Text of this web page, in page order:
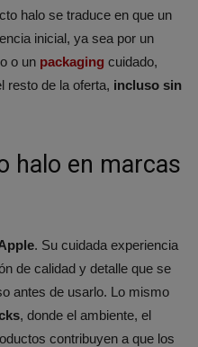
halo se traduce en que un
inicial, ya sea por un
o un packaging cuidado,
resto de la oferta, incluso sin
halo en marcas
. Su cuidada experiencia
de calidad y detalle que se
antes de usarlo. Lo mismo
, donde el ambiente, el
contribuyen a que los